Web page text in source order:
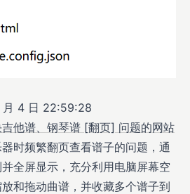
月 4 日 22:59:28
他谱、钢琴谱 [翻页] 问题的网站
时频繁翻页查看谱子的问题，通
全屏显示，充分利用电脑屏幕空
和拖动曲谱，并收藏多个谱子到